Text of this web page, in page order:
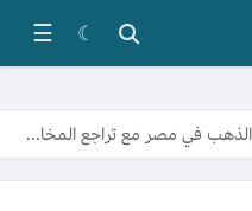
☾
☰
في مصر مع تراجع المخاوف التضخمية